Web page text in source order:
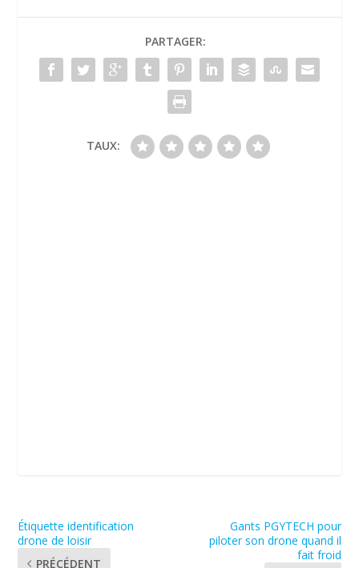
PARTAGER:
TAUX:
Étiquette identification
drone de loisir
PRÉCÉDENT
Gants PGYTECH pour
piloter son drone quand il
fait froid